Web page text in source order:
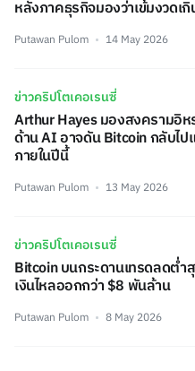
หลังภาคธุรกิจมองว่าเข้มงวดเกิ
Putawan Pulom 14 May 2026
ข่าวคริปโตเคอเรนซี่
Arthur Hayes มองสงครามอิ
ด้าน AI อาจดัน Bitcoin กลับไ
ภายในปีนี้
Putawan Pulom 13 May 2026
ข่าวคริปโตเคอเรนซี่
Bitcoin บนกระดานเทรดลดต่ำ
เงินไหลออกกว่า $8 พันล้าน
Putawan Pulom 8 May 2026